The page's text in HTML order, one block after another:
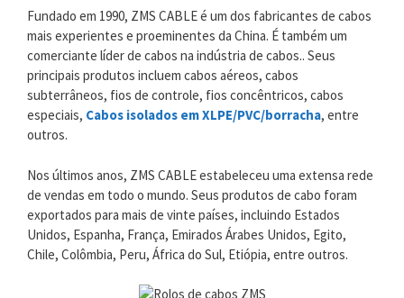
Fundado em 1990, ZMS CABLE é um dos fabricantes de cabos
mais experientes e proeminentes da China. É também um
comerciante líder de cabos na indústria de cabos.. Seus
principais produtos incluem cabos aéreos, cabos
subterrâneos, fios de controle, fios concêntricos, cabos
especiais, Cabos isolados em XLPE/PVC/borracha, entre
outros.
Nos últimos anos, ZMS CABLE estabeleceu uma extensa rede
de vendas em todo o mundo. Seus produtos de cabo foram
exportados para mais de vinte países, incluindo Estados
Unidos, Espanha, França, Emirados Árabes Unidos, Egito,
Chile, Colômbia, Peru, África do Sul, Etiópia, entre outros.